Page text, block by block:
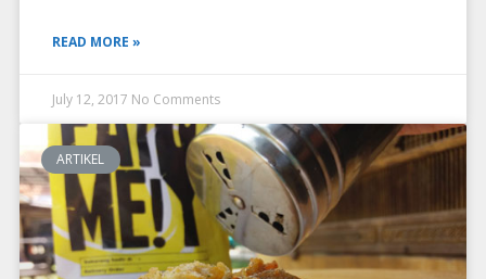
READ MORE »
July 12, 2017 No Comments
ARTIKEL